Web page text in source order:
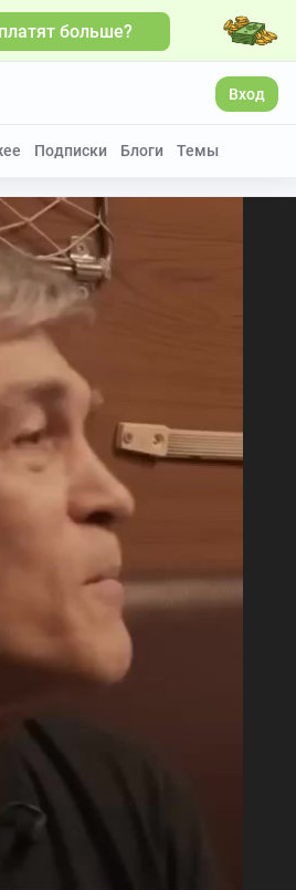
больше?
Вход
Подписки Блоги Темы